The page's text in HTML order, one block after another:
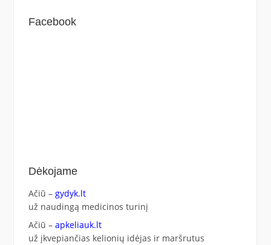
Facebook
Dėkojame
Ačiū – gydyk.lt
už naudingą medicinos turinį
Ačiū – apkeliauk.lt
už įkvepiančias kelionių idėjas ir maršrutus